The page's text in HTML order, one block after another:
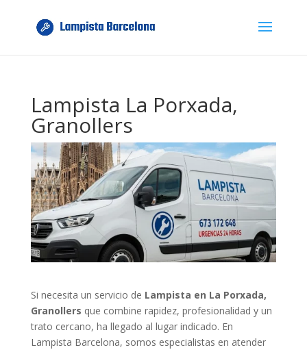
Lampista La Porxada,
Granollers
Si necesita un servicio de Lampista en La Porxada,
Granollers que combine rapidez, profesionalidad y un
trato cercano, ha llegado al lugar indicado. En
Lampista Barcelona, somos especialistas en atender